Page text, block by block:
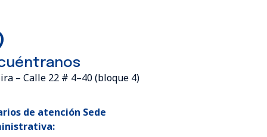
– Calle 22 # 4–40 (bloque 4)
de atención Sede